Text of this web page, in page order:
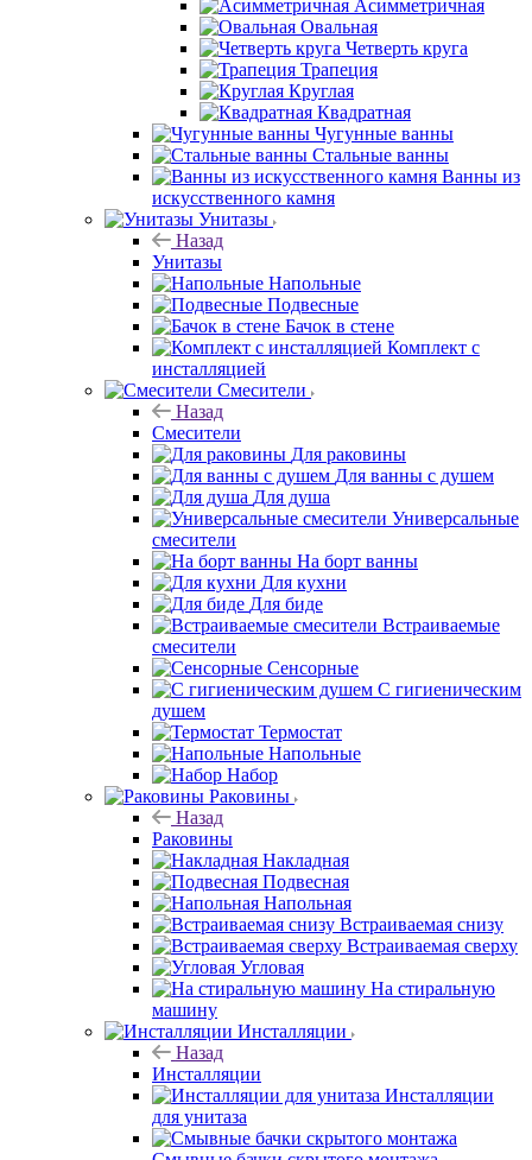
Асимметричная
Овальная
Четверть круга
Трапеция
Круглая
Квадратная
Чугунные ванны
Стальные ванны
Ванны из
искусственного камня
Унитазы
Назад
Унитазы
Напольные
Подвесные
Бачок в стене
Комплект с
инсталляцией
Смесители
Назад
Смесители
Для раковины
Для ванны с душем
Для душа
Универсальные
смесители
На борт ванны
Для кухни
Для биде
Встраиваемые
смесители
Сенсорные
С гигиеническим
душем
Термостат
Напольные
Набор
Раковины
Назад
Раковины
Накладная
Подвесная
Напольная
Встраиваемая снизу
Встраиваемая сверху
Угловая
На стиральную
машину
Инсталляции
Назад
Инсталляции
Инсталляции
для унитаза